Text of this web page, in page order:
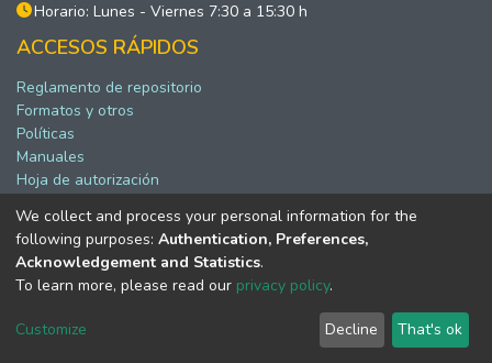
Horario: Lunes - Viernes 7:30 a 15:30 h
ACCESOS RÁPIDOS
Reglamento de repositorio
Formatos y otros
Políticas
Manuales
Hoja de autorización
Software DSpace copyright © 2002-2026 LYRASIS
Configuración de cookies
Política de privacidad
Acuerdo de usuario final
We collect and process your personal information for the
following purposes: Authentication, Preferences,
Acknowledgement and Statistics.
To learn more, please read our privacy policy.
Customize Decline That's ok